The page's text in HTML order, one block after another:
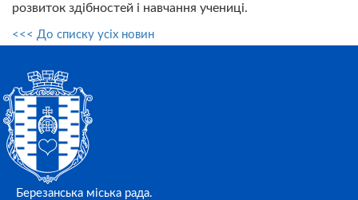
розвиток здібностей і навчання учениці.
<<< До списку усіх новин
Березанська міська рада.